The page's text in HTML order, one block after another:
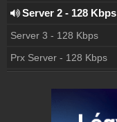
Server 2 - 128 Kbps
Server 3 - 128 Kbps
Prx Server - 128 Kbps